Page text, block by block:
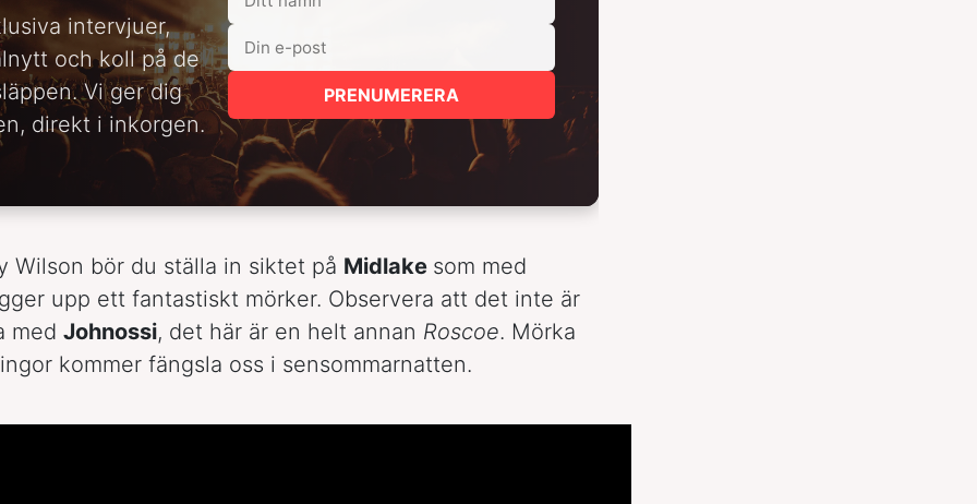
intervjuer,
och koll på de
Vi ger dig
direkt i inkorgen.
PRENUMERERA
Wilson bör du ställa in siktet på Midlake som med
upp ett fantastiskt mörker. Observera att det inte är
med Johnossi, det här är en helt annan Roscoe. Mörka
kommer fängsla oss i sensommarnatten.